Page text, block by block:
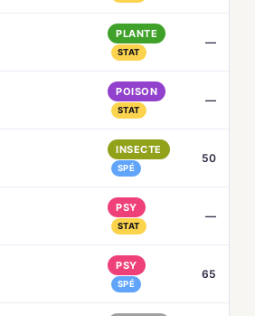
PLANTE
STAT
—
POISON
STAT
—
INSECTE
SPÉ
50
PSY
STAT
—
PSY
SPÉ
65